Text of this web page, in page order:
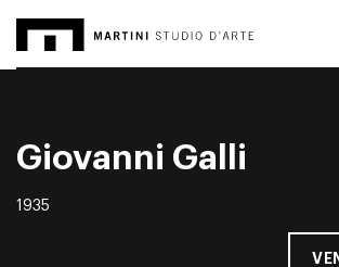
Giovanni Galli
1935